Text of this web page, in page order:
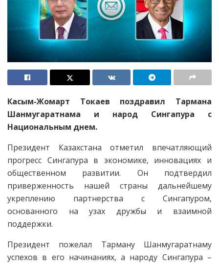
Касым-Жомарт Токаев поздравил Тармана
Шанмугаратнама и народ Сингапура с
Национальным днем.
Президент Казахстана отметил впечатляющий
прогресс Сингапура в экономике, инновациях и
общественном развитии. Он подтвердил
приверженность нашей страны дальнейшему
укреплению партнерства с Сингапуром,
основанного на узах дружбы и взаимной
поддержки.
Президент пожелал Тарману Шанмугаратнаму
успехов в его начинаниях, а народу Сингапура –